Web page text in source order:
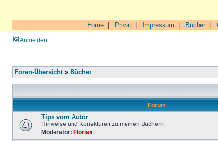
Home Privat Impressum Bücher|
Anmelden
Foren-Übersicht» Bücher
Forum
Tips vom Autor
Hinweise und Korrekturen zu meinen Büchern.
Moderator: Florian